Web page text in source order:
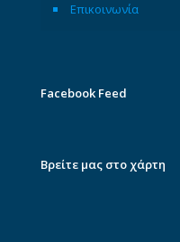
Επικοινωνία
Facebook Feed
Βρείτε μας στο χάρτη